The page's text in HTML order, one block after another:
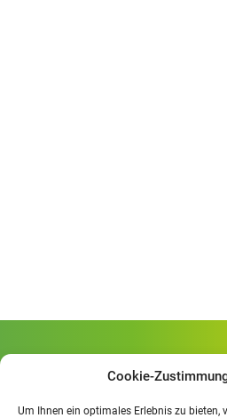
Cookie-
Um Ihnen ein optimales Erlebnis zu bieten,
Rheinlandstraße 80